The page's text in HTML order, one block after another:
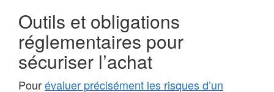
Outils et obligations
réglementaires pour
sécuriser l’achat
Pourévaluer précisément les risques d’un